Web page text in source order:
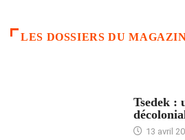
LES DOSSIERS DU
Tsedek :
13 avril